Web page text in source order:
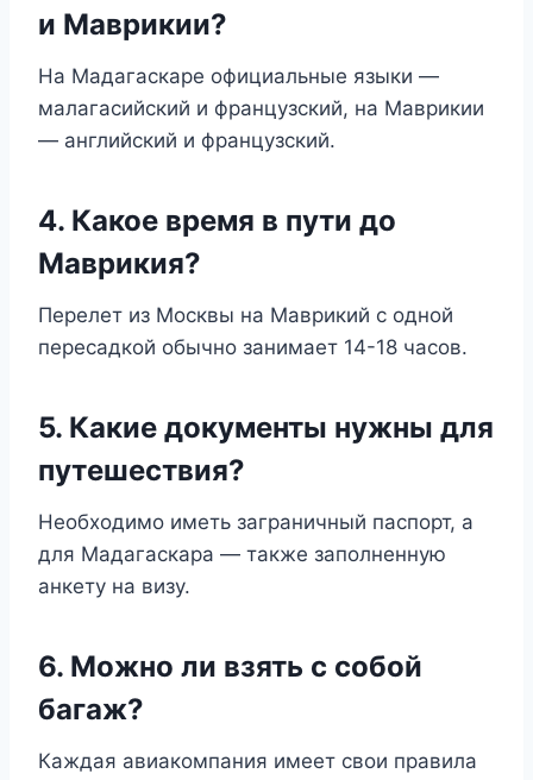
и Маврикии?
На Мадагаскаре официальные языки —
малагасийский и французский, на Маврикии
— английский и французский.
4. Какое время в пути до
Маврикия?
Перелет из Москвы на Маврикий с одной
пересадкой обычно занимает 14-18 часов.
5. Какие документы нужны для
путешествия?
Необходимо иметь заграничный паспорт, а
для Мадагаскара — также заполненную
анкету на визу.
6. Можно ли взять с собой
багаж?
Каждая авиакомпания имеет свои правила